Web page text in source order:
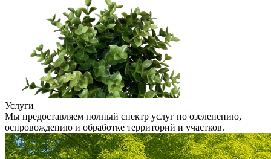
Услуги
Мы предоставляем полный спектр услуг по озеленению,
оспровождению и обработке территорий и участков.